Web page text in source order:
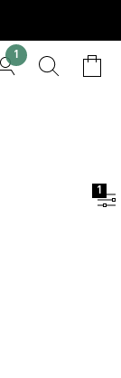
1
1